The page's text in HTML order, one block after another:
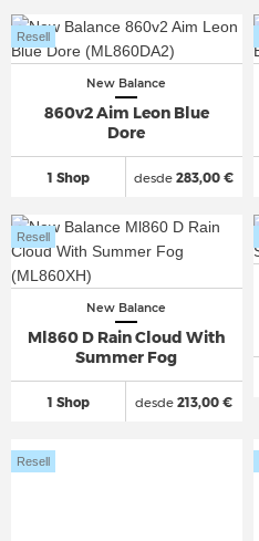
New Balance
860v2 Aim Leon Blue
Dore
1 Shop
Resell
desde 283,00 €
New Balance
Ml860 D Rain Cloud With
Summer Fog
1 Shop
Resell
desde 213,00 €
Resell